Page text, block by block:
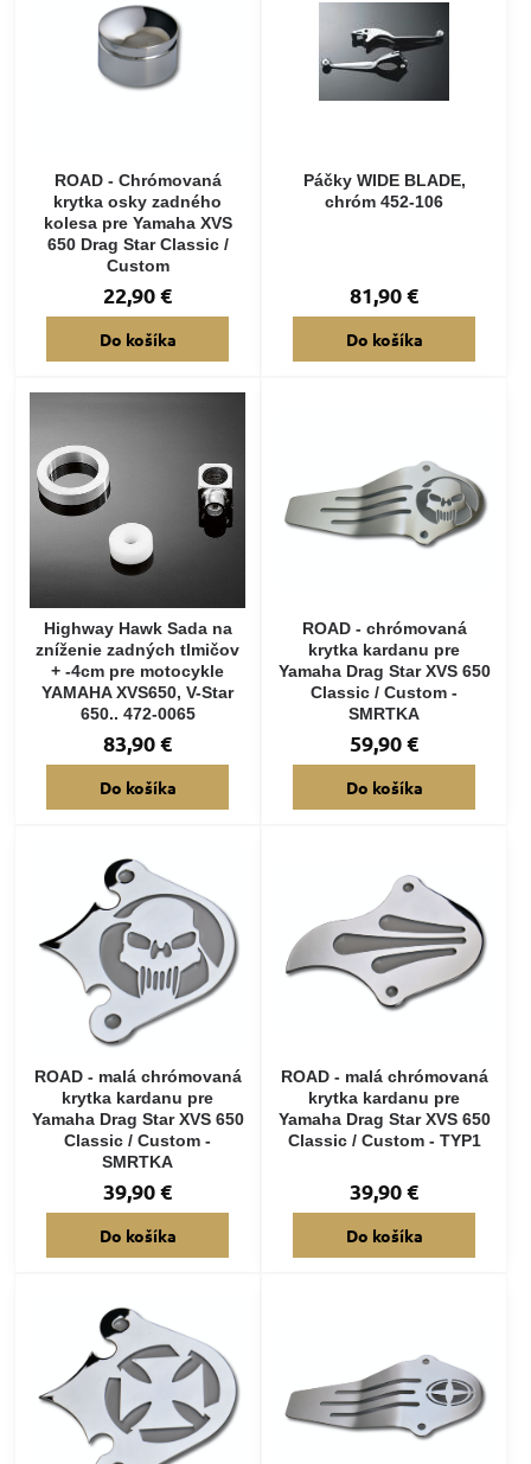
ROAD - Chrómovaná
krytka osky zadného
kolesa pre Yamaha XVS
650 Drag Star Classic /
Custom
22,90 €
Do košíka
Páčky WIDE BLADE,
chróm 452-106
81,90 €
Do košíka
Highway Hawk Sada na
zníženie zadných tlmičov
+ -4cm pre motocykle
YAMAHA XVS650, V-Star
650.. 472-0065
83,90 €
Do košíka
ROAD - chrómovaná
krytka kardanu pre
Yamaha Drag Star XVS 650
Classic / Custom -
SMRTKA
59,90 €
Do košíka
ROAD - malá chrómovaná
krytka kardanu pre
Yamaha Drag Star XVS 650
Classic / Custom -
SMRTKA
39,90 €
Do košíka
ROAD - malá chrómovaná
krytka kardanu pre
Yamaha Drag Star XVS 650
Classic / Custom - TYP1
39,90 €
Do košíka